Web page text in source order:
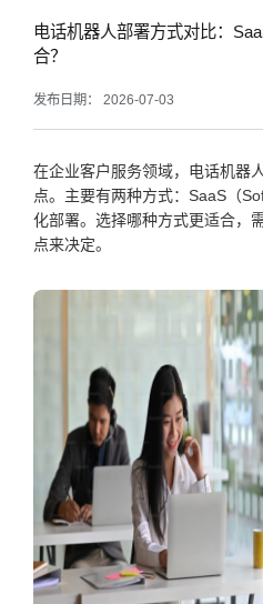
电话机器人部署方式对比：
合？
发布日期： 2026-07-03
在企业客户服务领域，电话机器
点。主要有两种方式：SaaS（
化部署。选择哪种方式更适合，
点来决定。